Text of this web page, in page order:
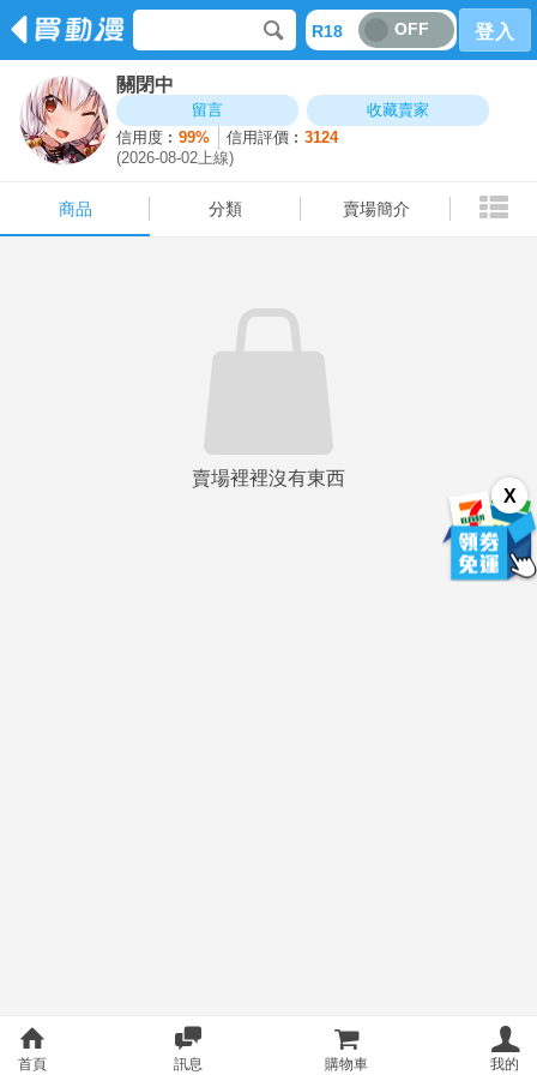
R18 OFF 登入
關閉中
留言
收藏賣家
信用度︰99% 信用評價︰3124
(2026-08-02上線)
商品 分類 賣場簡介
X
賣場裡裡沒有東西
商品
首頁 訊息 購物車 我的